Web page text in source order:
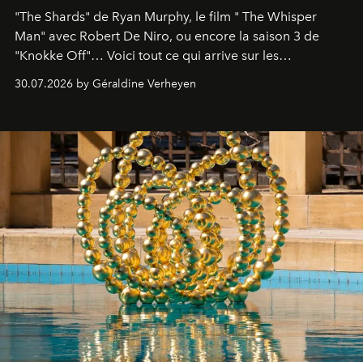
"The Shards" de Ryan Murphy, le film " The Whisper
Man" avec Robert De Niro, ou encore la saison 3 de
"Knokke Off"… Voici tout ce qui arrive sur les
30.07.2026 by Géraldine Verheyen